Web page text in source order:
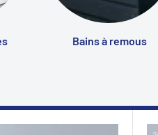
Bains à remous